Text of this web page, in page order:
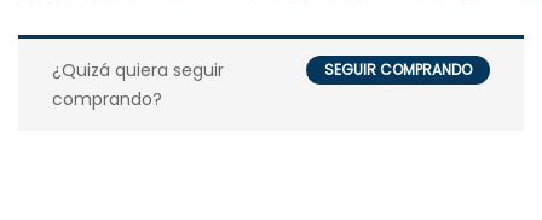
SEGUIR COMPRANDO
¿Quizá quiera seguir
comprando?